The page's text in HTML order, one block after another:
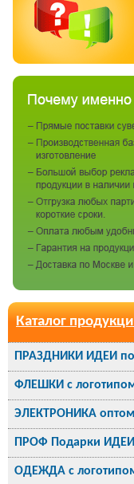
Каталог
ПРАЗДНИКИ ИДЕИ
ФЛЕШКИ с
ЭЛЕКТРОНИКА
ПРОФ Подарки
ОДЕЖДА с